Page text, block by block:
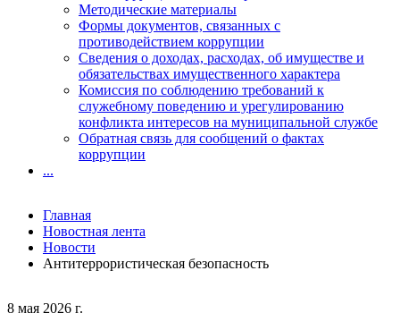
8 мая 2026 г.
Методические материалы
Формы документов, связанных с
противодействием коррупции
Сведения о доходах, расходах, об имуществе и
обязательствах имущественного характера
Комиссия по соблюдению требований к
служебному поведению и урегулированию
конфликта интересов на муниципальной службе
Обратная связь для сообщений о фактах
коррупции
...
Главная
Новостная лента
Новости
Антитеррористическая безопасность